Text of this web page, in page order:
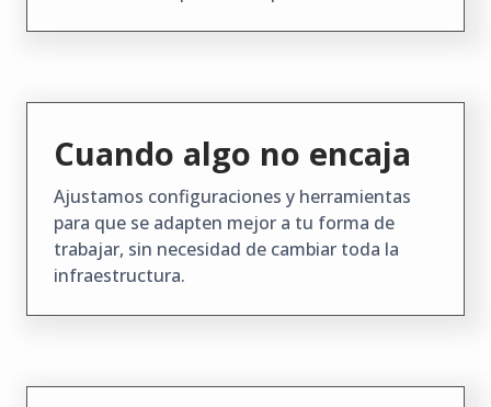
Cuando algo no encaja
Ajustamos configuraciones y herramientas
para que se adapten mejor a tu forma de
trabajar, sin necesidad de cambiar toda la
infraestructura.